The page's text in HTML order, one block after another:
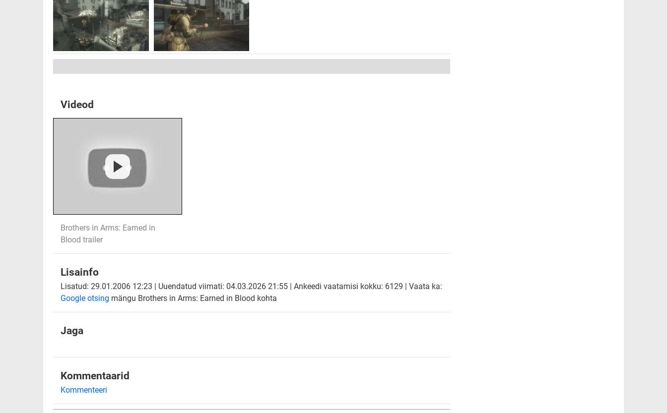
Videod
Brothers in Arms: Earned in
Blood trailer
Lisainfo
Lisatud: 29.01.2006 12:23 | Uuendatud viimati: 04.03.2026 21:55 | Ankeedi vaatamisi kokku: 6129 | Vaata ka:
Google otsing mängu Brothers in Arms: Earned in Blood kohta
Jaga
Kommentaarid
Kommenteeri